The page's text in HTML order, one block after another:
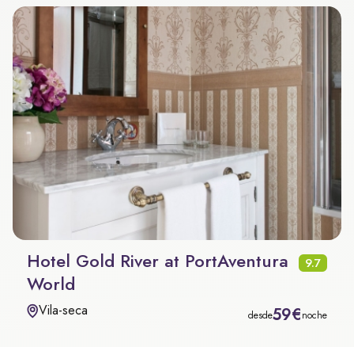
Hotel Gold River at PortAventura
World
9.7
Vila-seca desde59€noche